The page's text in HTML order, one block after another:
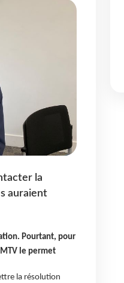
la
auraient
Pourtant, pour
le permet
la résolution